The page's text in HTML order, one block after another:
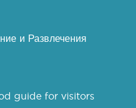
и Развлечения
guide for visitors